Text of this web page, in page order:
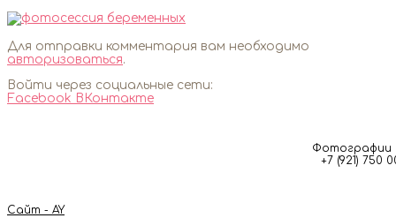
Для отправки комментария вам необходимо
авторизоваться.
Войти через социальные сети:
Facebook ВКонтакте
Фотографии
+7 (921) 750
Сайт - AY